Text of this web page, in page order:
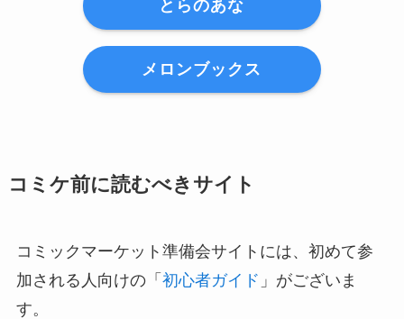
とらのあな
メロンブックス
コミケ前に読むべきサイト
コミックマーケット準備会サイトには、初めて参
加される人向けの「 初心者ガイド 」がございま
す。